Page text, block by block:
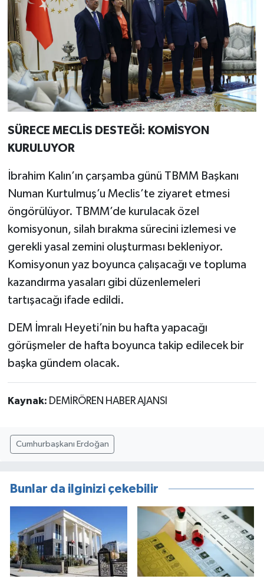
SÜRECE MECLİS DESTEĞİ: KOMİSYON
KURULUYOR
İbrahim Kalın’ın çarşamba günü TBMM Başkanı
Numan Kurtulmuş’u Meclis’te ziyaret etmesi
öngörülüyor. TBMM’de kurulacak özel
komisyonun, silah bırakma sürecini izlemesi ve
gerekli yasal zemini oluşturması bekleniyor.
Komisyonun yaz boyunca çalışacağı ve topluma
kazandırma yasaları gibi düzenlemeleri
tartışacağı ifade edildi.
DEM İmralı Heyeti’nin bu hafta yapacağı
görüşmeler de hafta boyunca takip edilecek bir
başka gündem olacak.
Kaynak: DEMİRÖREN HABER AJANSI
Cumhurbaşkanı Erdoğan
Bunlar da ilginizi çekebilir